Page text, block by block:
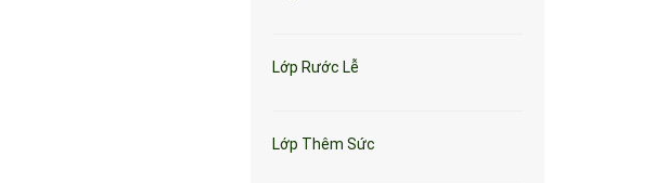
Lớp Rước Lễ
Lớp Thêm Sức